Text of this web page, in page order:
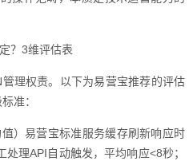
？3维评估表
理权责。以下为易营宝推荐的评估
准：
）易营宝标准服务缓存刷新响应时
理API自动触发，平均响应<8秒；